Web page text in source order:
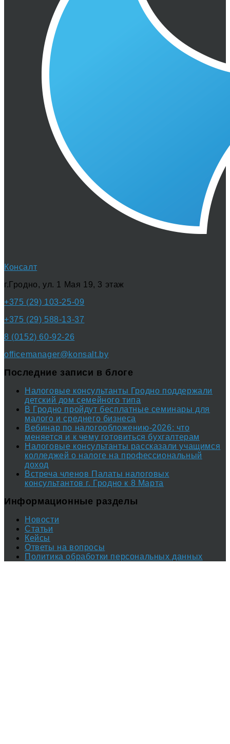
Консалт
г.Гродно, ул. 1 Мая 19, 3 этаж
+375 (29) 103-25-09
+375 (29) 588-13-37
8 (0152) 60-92-26
officemanager@konsalt.by
Последние записи в блоге
Налоговые консультанты Гродно поддержали
детский дом семейного типа
В Гродно пройдут бесплатные семинары для
малого и среднего бизнеса
Вебинар по налогообложению-2026: что
меняется и к чему готовиться бухгалтерам
Налоговые консультанты рассказали учащимся
колледжей о налоге на профессиональный
доход
Встреча членов Палаты налоговых
консультантов г. Гродно к 8 Марта
Информационные разделы
Новости
Статьи
Кейсы
Ответы на вопросы
Политика обработки персональных данных